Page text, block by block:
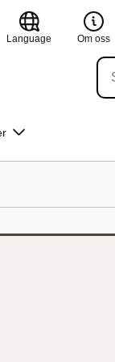
Language Om oss